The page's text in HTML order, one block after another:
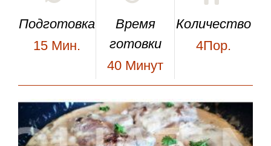
Подготовка
15 Мин.
Время
готовки
40 Минут
Количество
4Пор.